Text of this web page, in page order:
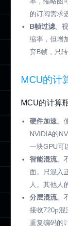
的订阅需求
B帧过滤。
缩率，但增
弃B帧，只
MCU的计
MCU的计算
硬件加速。
NVIDIA的
一块GPU可
智能混流。
面。只混入
人。其他人
分层混流。
接收720p混
重复编码的